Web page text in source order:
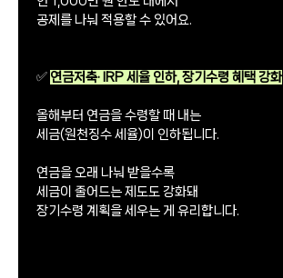
공제를 나눠 적용할 수 있어요.
✅ 연금저축· IRP 세율 인하, 장기수령 혜택 강화
올해부터 연금을 수령할 때 내는
세금(원천징수 세율)이 인하됩니다.
연금을 오래 나눠 받을수록
세금이 줄어드는 제도도 강화돼
장기수령 계획을 세우는 게 유리합니다.